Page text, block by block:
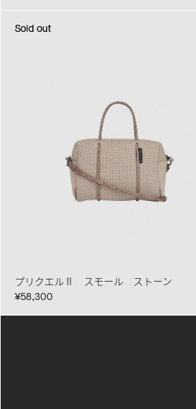
Sold out
Sold out
プリクエルⅡ スモール ストーン
¥58,300